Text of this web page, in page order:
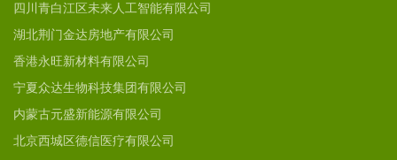
四川青白江区未来人工智能有限公司
湖北荆门金达房地产有限公司
香港永旺新材料有限公司
宁夏众达生物科技集团有限公司
内蒙古元盛新能源有限公司
北京西城区德信医疗有限公司